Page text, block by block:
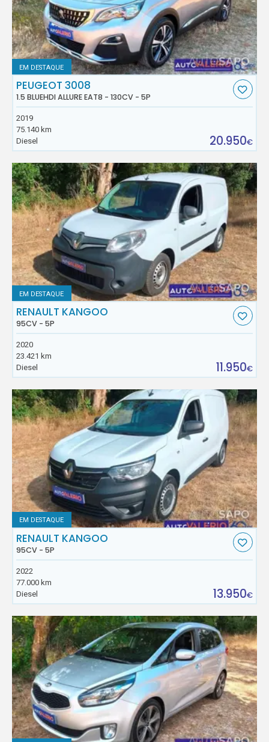
EM DESTAQUE
PEUGEOT 3008
1.5 BLUEHDI ALLURE EAT8 - 130CV - 5P
2019
75.140 km
Diesel
20.950€
EM DESTAQUE
RENAULT KANGOO
95CV - 5P
2020
23.421 km
Diesel
11.950€
EM DESTAQUE
RENAULT KANGOO
95CV - 5P
2022
77.000 km
Diesel
13.950€